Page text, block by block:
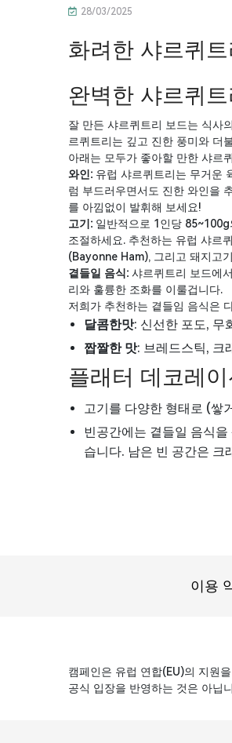
28/03/2025
화려한 샤르퀴
완벽한 샤르퀴
잘 만든 샤르퀴트리 보드는 식사
르퀴트리는 깊고 진한 풍미와 더
아래는 모두가 좋아할 만한 샤르
와인: 유럽 샤르퀴트리는 무거운
럼 부드러우면서도 진한 와인을
를 아낌없이 발휘해 보세요!
고기: 일반적으로 1인당
조절하세요. 추천하는 유럽 샤르
(Bayonne Ham), 그리고 돼지고
곁들일 음식: 샤르퀴트리 보드에
리와 훌륭한 조화를 이룰겁니다.
저희가 추천하는 곁들임 음식은
달콤한맛: 신선한 포도, 무
짭짤한 맛: 브레드스틱, 크
플래터 데코레
고기를 다양한 형태로 (쌓
빈공간에는 곁들일 음식
습니다. 남은 빈 공간은 크
이용
캠페인은 유럽 연합(EU)의 지원
공식 입장을 반영하는 것은 아닙